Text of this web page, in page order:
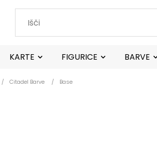
KARTE FIGURICE BARVE
Citadel Barve Base